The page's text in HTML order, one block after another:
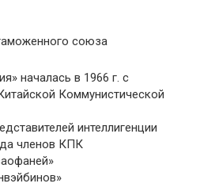
союза
началась в 1966 г. с
Коммунистической
интеллигенции
членов КПК